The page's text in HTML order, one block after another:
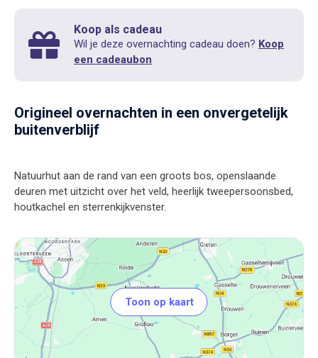
Koop als cadeau
Wil je deze overnachting cadeau doen? Koop
een cadeaubon
Origineel overnachten in een onvergetelijk
buitenverblijf
Natuurhut aan de rand van een groots bos, openslaande
deuren met uitzicht over het veld, heerlijk tweepersoonsbed,
Toon op kaart